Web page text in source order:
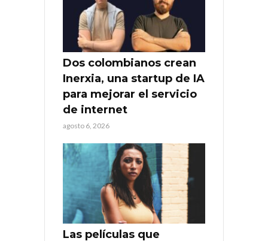
Dos colombianos crean
Inerxia, una startup de IA
para mejorar el servicio
de internet
agosto 6, 2026
Las películas que